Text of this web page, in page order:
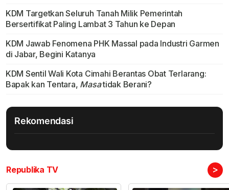
KDM Targetkan Seluruh Tanah Milik Pemerintah
Bersertifikat Paling Lambat 3 Tahun ke Depan
KDM Jawab Fenomena PHK Massal pada Industri Garmen
di Jabar, Begini Katanya
KDM Sentil Wali Kota Cimahi Berantas Obat Terlarang:
Bapak kan Tentara, Masatidak Berani?
Rekomendasi
Republika TV >